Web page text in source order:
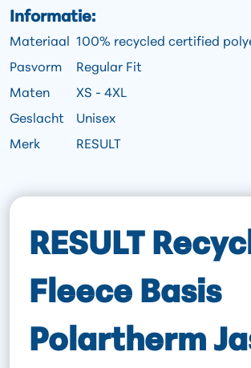
Informatie:
Materiaal
100% recycled certified
Pasvorm
Regular Fit
Maten
XS - 4XL
Geslacht
Unisex
Merk
RESULT
RESULT
Fleece Basis
Polartherm